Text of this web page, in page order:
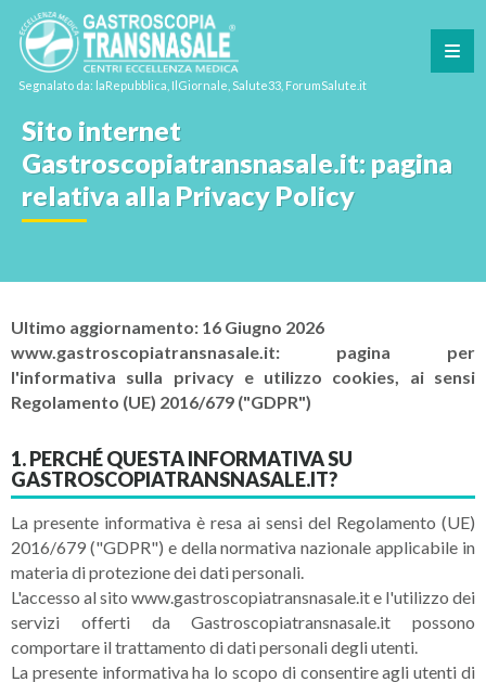
Segnalato da: laRepubblica, IlGiornale, Salute33, ForumSalute.it
Sito internet
Gastroscopiatransnasale.it: pagina
relativa alla Privacy Policy
Ultimo aggiornamento: 16 Giugno 2026
www.gastroscopiatransnasale.it: pagina per
l'informativa sulla privacy e utilizzo cookies, ai sensi
Regolamento (UE) 2016/679 ("GDPR")
1. PERCHÉ QUESTA INFORMATIVA SU
GASTROSCOPIATRANSNASALE.IT?
La presente informativa è resa ai sensi del Regolamento (UE)
2016/679 ("GDPR") e della normativa nazionale applicabile in
materia di protezione dei dati personali.
L'accesso al sito www.gastroscopiatransnasale.it e l'utilizzo dei
servizi offerti da Gastroscopiatransnasale.it possono
comportare il trattamento di dati personali degli utenti.
La presente informativa ha lo scopo di consentire agli utenti di